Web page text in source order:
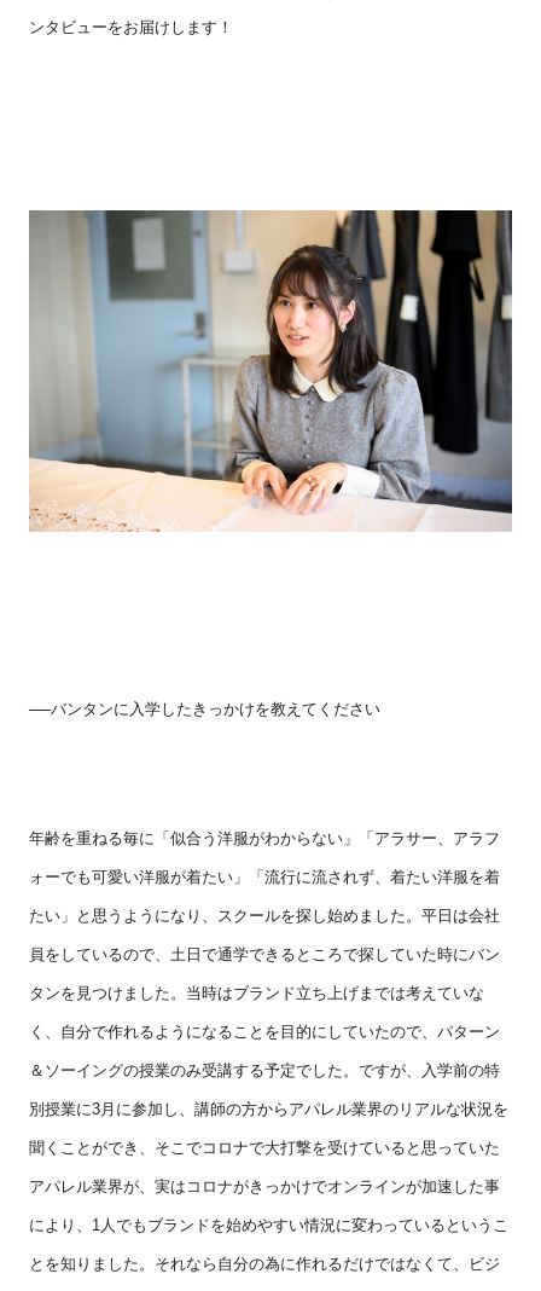
ンタビューをお届けします！
──バンタンに入学したきっかけを教えてください
年齢を重ねる毎に「似合う洋服がわからない」「アラサー、アラフ
ォーでも可愛い洋服が着たい」「流行に流されず、着たい洋服を着
たい」と思うようになり、スクールを探し始めました。平日は会社
員をしているので、土日で通学できるところで探していた時にバン
タンを見つけました。当時はブランド立ち上げまでは考えていな
く、自分で作れるようになることを目的にしていたので、パターン
＆ソーイングの授業のみ受講する予定でした。ですが、入学前の特
別授業に3月に参加し、講師の方からアパレル業界のリアルな状況を
聞くことができ、そこでコロナで大打撃を受けていると思っていた
アパレル業界が、実はコロナがきっかけでオンラインが加速した事
により、 1 人でもブランドを始めやすい情況に変わっているというこ
とを知りました。それなら自分の為に作れるだけではなくて、ビジ